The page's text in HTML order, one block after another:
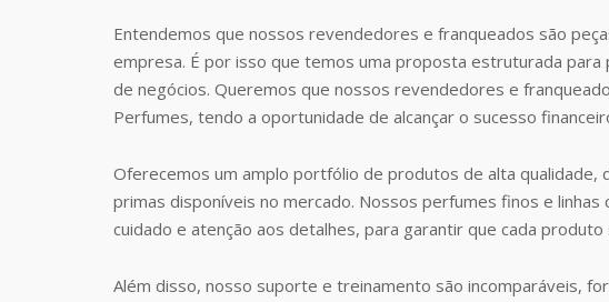
Entendemos que nossos revendedores e franqueados são
empresa. É por isso que temos uma proposta estruturada
de negócios. Queremos que nossos revendedores e
Perfumes, tendo a oportunidade de alcançar o sucesso
Oferecemos um amplo portfólio de produtos de alta qualidade,
primas disponíveis no mercado. Nossos perfumes finos e
cuidado e atenção aos detalhes, para garantir que cada
Além disso, nosso suporte e treinamento são incomparáveis,